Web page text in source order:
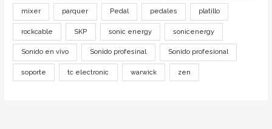
mixer parquer Pedal pedales platillo
rockcable SKP sonic energy sonicenergy
Sonido en vivo Sonido profesinal Sonido profesional
soporte tc electronic warwick zen